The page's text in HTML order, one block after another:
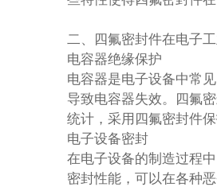
二、四氟密封件在电子
电容器绝缘保护
电容器是电子设备中常
导致电容器失效。四氟
统计，采用四氟密封件
电子设备密封
在电子设备的制造过程
密封性能，可以在各种